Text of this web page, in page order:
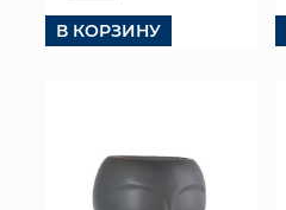
В КОРЗИНУ